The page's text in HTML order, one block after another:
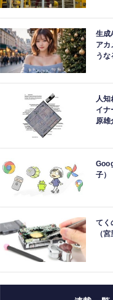
生成
アカ
うな
人知
イナ
原雄
子）
てく
（